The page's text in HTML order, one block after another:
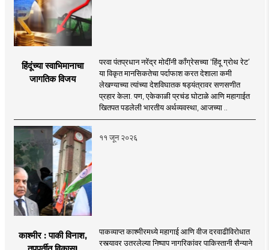
हिंदूंच्या स्वाभिमानाचा
जागतिक विजय
परवा पंतप्रधान नरेंद्र मोदींनी काँग्रेसच्या ‘हिंदू ग्रोथ रेट’
या विकृत मानसिकतेचा पर्दाफाश करत देशाला कमी
लेखण्याच्या त्यांच्या देशविघातक षड्यंत्रावर सणसणीत
प्रहार केला. पण, एकेकाळी प्रचंड घोटाळे आणि महागाईत
खितपत पडलेली भारतीय अर्थव्यवस्था, आजच्या ..
११ जून २०२६
काश्मीर : पाकी विनाश,
पाकव्याप्त काश्मीरमध्ये महागाई आणि वीज दरवाढीविरोधात
रस्त्यावर उतरलेल्या निष्पाप नागरिकांवर पाकिस्तानी सैन्याने